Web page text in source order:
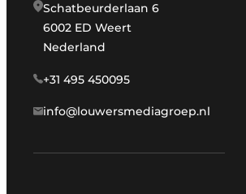
Schatbeurderlaan 6
6002 ED Weert
Nederland
+31 495 450095
info@louwersmediagroep.nl